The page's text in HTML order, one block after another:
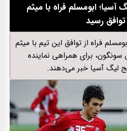
ابومسلم فراه با میثم
توافق رسید
فراه از توافق این تیم با میثم
سونگون، برای همراهی نماینده
لیگ آسیا خبر می‌دهند.